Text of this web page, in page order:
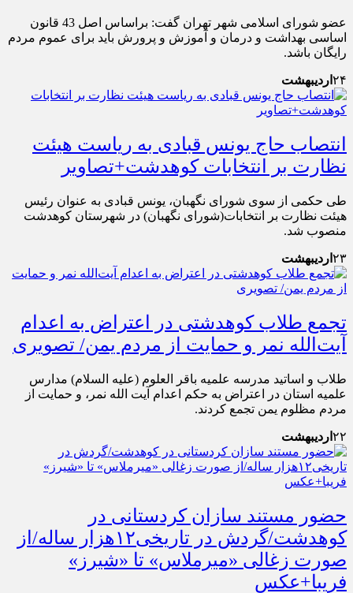
عضو شورای اسلامی شهر تهران گفت: براساس اصل 43 قانون
اساسی بهداشت و درمان و آموزش و پرورش باید برای عموم مردم
رایگان باشد.
۲۴ اردیبهشت
انتصاب حاج یونس قبادی به ریاست هیئت
نظارت بر انتخابات کوهدشت+تصاویر
طی حکمی از سوی شورای نگهبان، یونس قبادی به عنوان رئیس
هیئت نظارت بر انتخابات(شورای نگهبان) در شهرستان کوهدشت
منصوب شد.
۲۳ اردیبهشت
تجمع طلاب کوهدشتی در اعتراض به اعدام
آیت‌الله نمر و حمایت از مردم یمن/ تصویری
طلاب و اساتید مدرسه علمیه باقر العلوم (علیه السلام) مدارس
علمیه استان در اعتراض به حکم اعدام آیت الله نمر، و حمایت از
مردم مظلوم یمن تجمع کردند.
۲۲ اردیبهشت
حضور مستند سازان کردستانی در
کوهدشت/گردش در تاریخی۱۲هزار ساله/از
صورت زغالی «میرملاس» تا «شیرز»
فریبا+عکس